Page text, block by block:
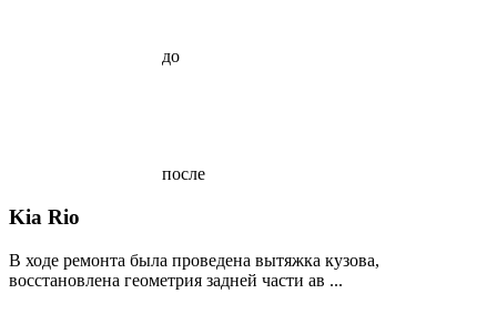
до
после
Kia Rio
В ходе ремонта была проведена вытяжка кузова,
восстановлена геометрия задней части ав ...